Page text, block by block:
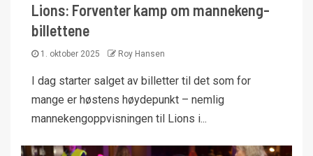
Lions: Forventer kamp om mannekeng-
billettene
1. oktober 2025 Roy Hansen
I dag starter salget av billetter til det som for
mange er høstens høydepunkt – nemlig
mannekengoppvisningen til Lions i...